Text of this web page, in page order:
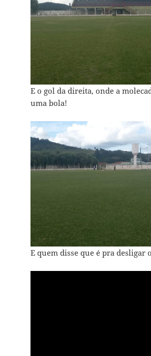
E o gol da direita, onde a
uma bola!
E quem disse que é pra desligar